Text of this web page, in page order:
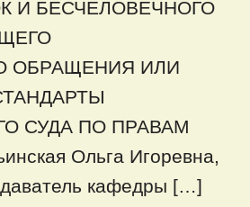
И БЕСЧЕЛОВЕЧНОГО
ОБРАЩЕНИЯ ИЛИ
СУДА ПО ПРАВАМ
Ольга Игоревна,
кафедры […]